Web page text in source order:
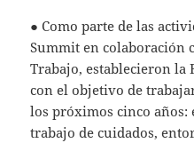
● Como parte de las
Summit en colaboración
Trabajo, establecieron la
con el objetivo de
los próximos cinco años:
trabajo de cuidados,